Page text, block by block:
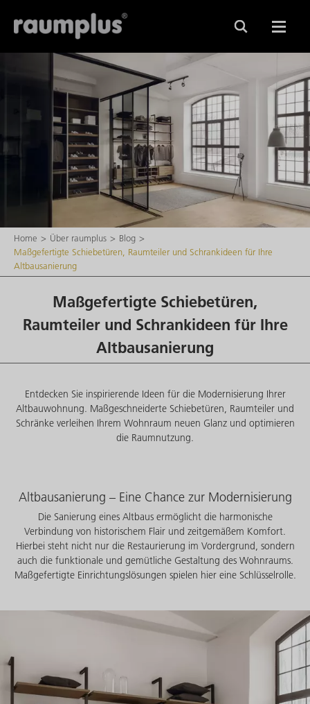
Home Über raumplus
Blog
Maßgefertigte Schiebetüren, Raumteiler und Schrankideen für Ihre
Altbausanierung
Maßgefertigte Schiebetüren,
Raumteiler und Schrankideen für Ihre
Altbausanierung
Entdecken Sie inspirierende Ideen für die Modernisierung Ihrer
Altbauwohnung. Maßgeschneiderte Schiebetüren, Raumteiler und
Schränke verleihen Ihrem Wohnraum neuen Glanz und optimieren
die Raumnutzung.
Altbausanierung – Eine Chance zur Modernisierung
Die Sanierung eines Altbaus ermöglicht die harmonische
Verbindung von historischem Flair und zeitgemäßem Komfort.
Hierbei steht nicht nur die Restaurierung im Vordergrund, sondern
auch die funktionale und gemütliche Gestaltung des Wohnraums.
Maßgefertigte Einrichtungslösungen spielen hier eine Schlüsselrolle.